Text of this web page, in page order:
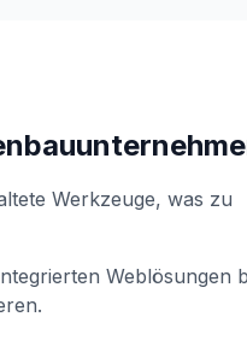
Werkzeuge, was zu
Weblösungen